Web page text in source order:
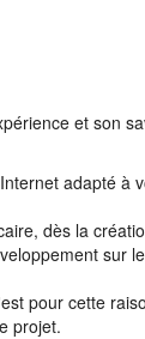
et son
adapté à
dès la
sur
pour cette
projet.